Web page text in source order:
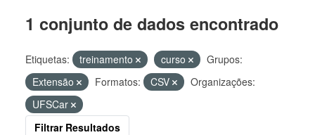
1 conjunto de dados encontrado
Etiquetas: treinamento curso
Grupos:
Extensão
Formatos: CSV
Organizações:
UFSCar
Filtrar Resultados